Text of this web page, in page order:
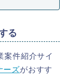
る
案件紹介サイ
ーズがおすす